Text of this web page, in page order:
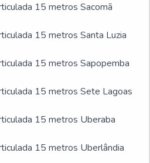
15 metros Sacomã
15 metros Santa Luzia
15 metros Sapopemba
15 metros Sete Lagoas
15 metros Uberaba
15 metros Uberlândia